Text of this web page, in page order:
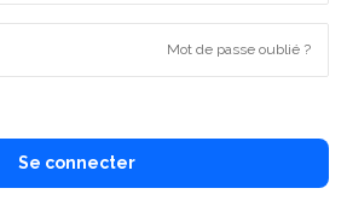
Mot de passe oublié ?
Se connecter